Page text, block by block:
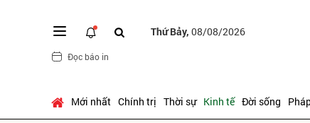
Thứ Bảy, 08/08/2026
Đọc báo in
Mới nhất Chính trị Thời sự Kinh tế Đời sống